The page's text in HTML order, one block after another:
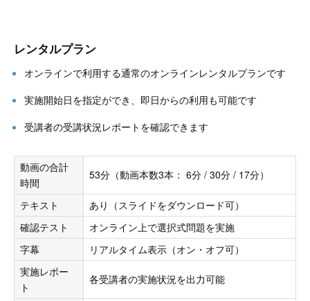
レンタルプラン
オンラインで利用する通常のオンラインレンタルプランです
実施開始日を指定ができ、即日からの利用も可能です
受講者の受講状況レポートを確認できます
動画の合計
時間
53分（動画本数3本： 6分 / 30分 / 17分）
テキスト
あり（スライドをダウンロード可）
確認テスト
オンライン上で選択式問題を実施
字幕
リアルタイム表示（オン・オフ可）
実施レポー
ト
各受講者の実施状況を出力可能